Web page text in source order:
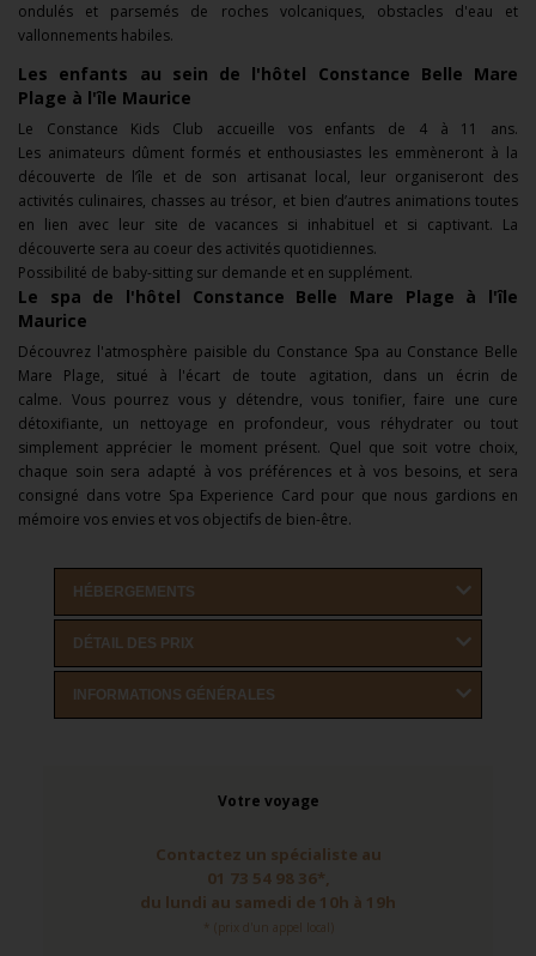
ondulés et parsemés de roches volcaniques, obstacles d'eau et
vallonnements habiles.
Les enfants au sein de l'hôtel Constance Belle Mare
Plage à l'île Maurice
Le Constance Kids Club accueille vos enfants de 4 à 11 ans.
Les animateurs dûment formés et enthousiastes les emmèneront à la
découverte de l’île et de son artisanat local, leur organiseront des
activités culinaires, chasses au trésor, et bien d’autres animations toutes
en lien avec leur site de vacances si inhabituel et si captivant. La
découverte sera au coeur des activités quotidiennes.
Possibilité de baby-sitting sur demande et en supplément.
Le spa de l'hôtel Constance Belle Mare Plage à l'île
Maurice
Découvrez l'atmosphère paisible du Constance Spa au Constance Belle
Mare Plage, situé à l'écart de toute agitation, dans un écrin de
calme. Vous pourrez vous y détendre, vous tonifier, faire une cure
détoxifiante, un nettoyage en profondeur, vous réhydrater ou tout
simplement apprécier le moment présent. Quel que soit votre choix,
chaque soin sera adapté à vos préférences et à vos besoins, et sera
consigné dans votre Spa Experience Card pour que nous gardions en
mémoire vos envies et vos objectifs de bien-être.
HÉBERGEMENTS
DÉTAIL DES PRIX
INFORMATIONS GÉNÉRALES
Votre voyage
Contactez un spécialiste au
01 73 54 98 36*,
du lundi au samedi de 10h à 19h
* (prix d'un appel local)